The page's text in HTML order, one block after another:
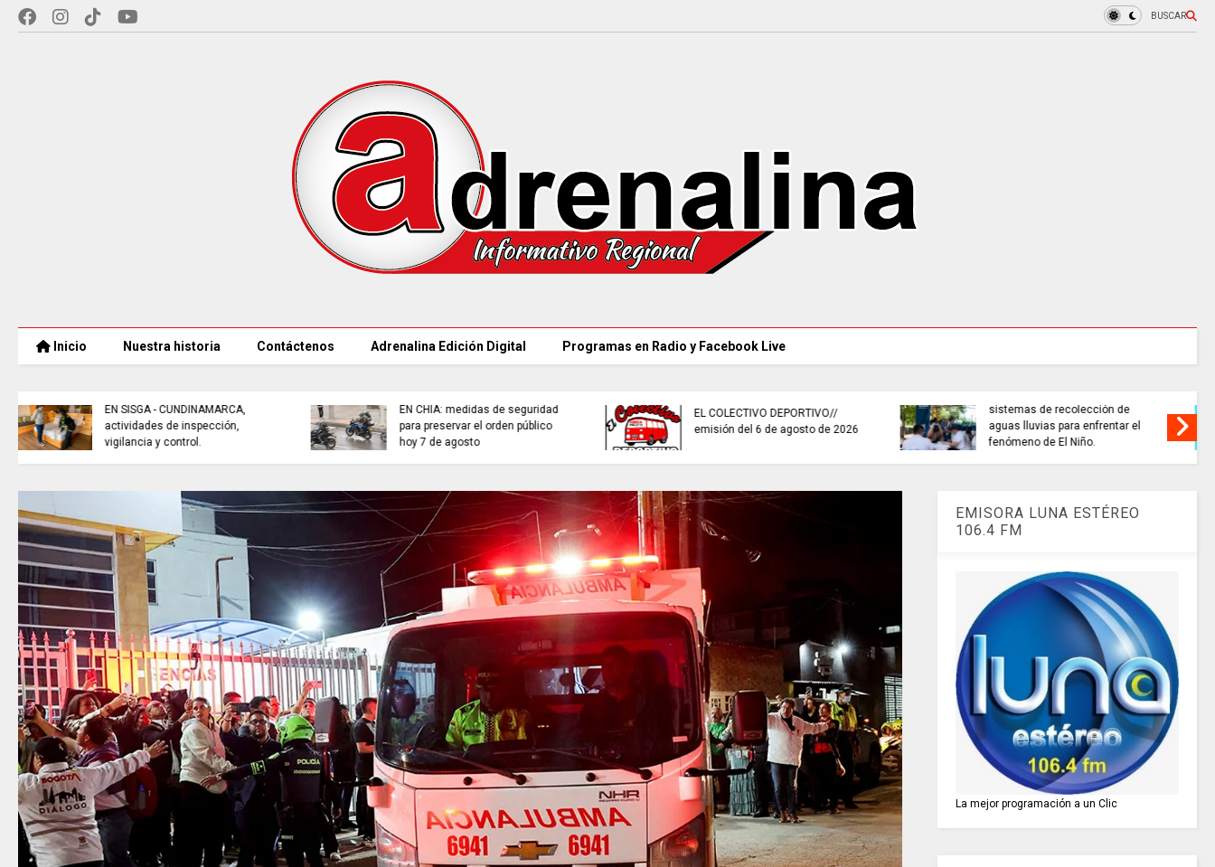
BUSCAR
Inicio Nuestra historia Contáctenos Adrenalina Edición Digital Programas en Radio y Facebook Live
EL COLECTIVO DEPORTIVO//
emisión del 6 de agosto de 2026
sistemas de recolección de
aguas lluvias para enfrentar el
fenómeno de El Niño.
TRABAJO...........................si hay //
viernes 7 de agosto de 2026
ES HORA DE REFLEXIONAR
EMISORA LUNA ESTÉREO
106.4 FM
La mejor programación a un Clic